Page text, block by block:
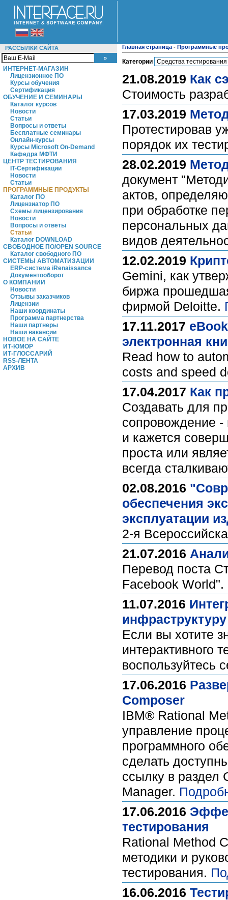
РАССЫЛКИ САЙТА
ИНТЕРНЕТ-МАГАЗИН
Лицензионное ПО
Курсы обучения
Сертификация
ОБУЧЕНИЕ И СЕМИНАРЫ
Каталог курсов
Новости
Статьи
Вопросы и ответы
Бесплатные семинары
Онлайн-курсы
Курсы Microsoft On-Demand
Кафедра МФТИ
ЦЕНТР ТЕСТИРОВАНИЯ
IT-Сертификации
Новости
Статьи
ПРОГРАММНЫЕ ПРОДУКТЫ
Каталог ПО
Лицензиатор ПО
Схемы лицензирования
Новости
Вопросы и ответы
Статьи
Каталог DOWNLOAD
СВОБОДНОЕ ПО/OPEN SOURCE
Каталог свободного ПО
СИСТЕМЫ АВТОМАТИЗАЦИИ
ERP-система iRenaissance
Документооборот
О КОМПАНИИ
Новости
Отзывы заказчиков
Лицензии
Наши координаты
Программа партнерства
Наши партнеры
Наши вакансии
НОВОЕ НА САЙТЕ
ИТ-ЮМОР
ИТ-ГЛОССАРИЙ
RSS-ЛЕНТА
АРХИВ
Главная страница - Программные
Категории
21.08.2019 Как
Стоимость
17.03.2019
Протестировав
порядок их
28.02.2019
документ
актов,
при обработке
персональных
видов
12.02.2019
Gemini, как
биржа
фирмой Deloitte.
17.11.2017
электронная
Read how to
costs and speed
17.04.2017 Как
Создавать для
сопровождение -
и кажется
проста или
всегда
02.08.2016
обеспечения
эксплуатации
2-я
21.07.2016
Перевод поста
Facebook World".
11.07.2016
Если вы хотите
интерактивного
воспользуйтесь
17.06.2016
Composer
IBM® Rational
управление
программного
сделать
ссылку в раздел
Manager.
17.06.2016
тестирования
Rational Method
методики и
тестирования.
16.06.2016